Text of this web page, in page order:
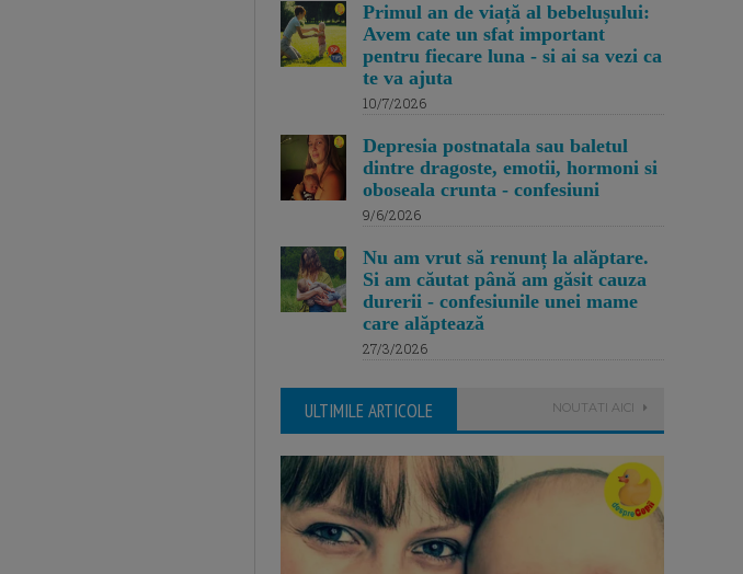
Primul an de viață al bebelușului:
Avem cate un sfat important
pentru fiecare luna - si ai sa vezi ca
te va ajuta
10/7/2026
Depresia postnatala sau baletul
dintre dragoste, emotii, hormoni si
oboseala crunta - confesiuni
9/6/2026
Nu am vrut să renunț la alăptare.
Si am căutat până am găsit cauza
durerii - confesiunile unei mame
care alăptează
27/3/2026
ULTIMILE ARTICOLE NOUTATI AICI